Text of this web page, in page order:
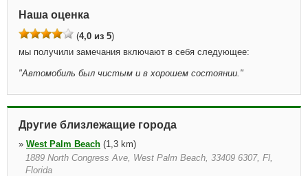
Наша оценка
(4,0 из 5)
мы получили замечания включают в себя следующее:
"Автомобиль был чистым и в хорошем состоянии. "
Другие близлежащие города
» West Palm Beach (1,3 km)
1889 North Congress Ave, West Palm Beach, 33409 6307, Fl,
Florida